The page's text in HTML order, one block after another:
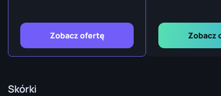
Zobacz ofertę Zobacz
Skórki